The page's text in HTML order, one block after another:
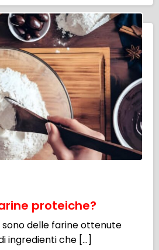
proteiche?
delle farine ottenute
ingredienti che […]